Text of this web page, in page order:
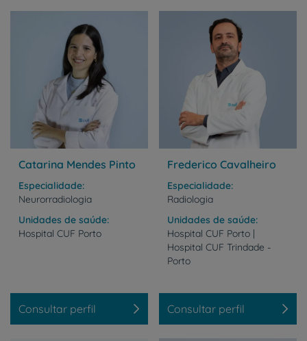
Catarina Mendes Pinto
Especialidade
Neurorradiologia
Unidades de saúde
Hospital CUF Porto
Consultar perfil
Frederico Cavalheiro
Especialidade
Radiologia
Unidades de saúde
Hospital CUF Porto |
Hospital CUF Trindade -
Porto
Consultar perfil